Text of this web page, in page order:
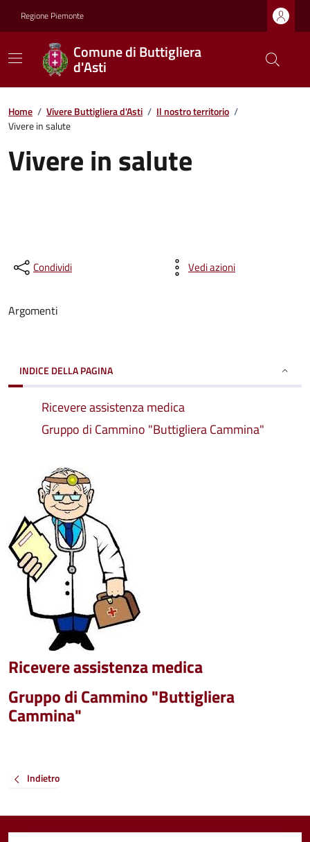
Regione Piemonte
Comune di Buttigliera
d'Asti
Home / Vivere Buttigliera d'Asti / Il nostro territorio /
Vivere in salute
Vivere in salute
Condividi Vedi azioni
Argomenti
INDICE DELLA PAGINA
Ricevere assistenza medica
Gruppo di Cammino "Buttigliera Cammina"
Ricevere assistenza medica
Gruppo di Cammino "Buttigliera
Cammina"
Indietro